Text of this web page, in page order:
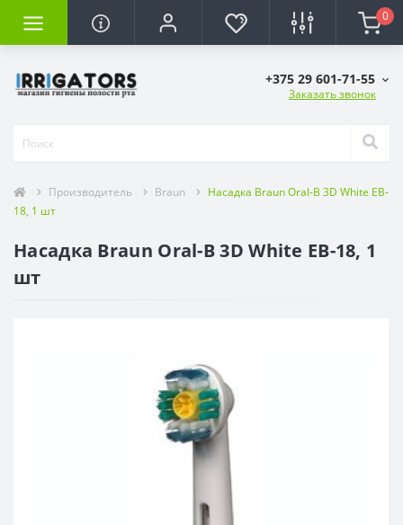
0
+375 29 601-71-55
Заказать звонок
Производитель Braun
Насадка Braun Oral-B 3D White EB-
18, 1 шт
Насадка Braun Oral-B 3D White EB-18, 1
шт